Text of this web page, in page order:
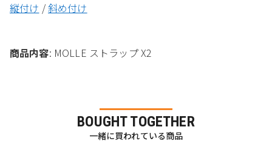
縦付け /斜め付け
商品内容: MOLLE ストラップ X2
BOUGHT TOGETHER
一緒に買われている商品